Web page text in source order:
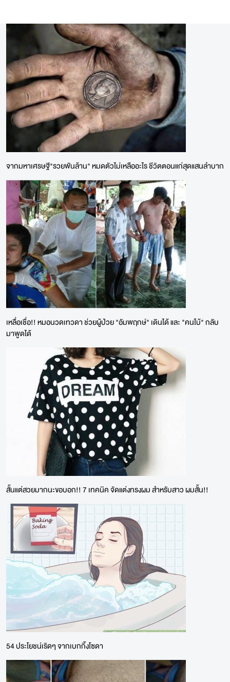
จากมหาเศรษฐี"รวยพันล้าน" หมดตัวไม่เหลืออะไร ชีวิตตอนแก่สุดแสนลำบาก
เหลื่อเชื่อ!! หมอนวดเทวดา ช่วยผู้ป่วย "อัมพฤกษ์" เดินได้ และ "คนใบ้" กลับ
มาพูดได้
สั้นแต่สวยมากนะขอบอก!! 7 เทคนิค จัดแต่งทรงผม สำหรับสาว ผมสั้น!!
54 ประโยชน์เริดๆ จากเบกกิ้งโซดา